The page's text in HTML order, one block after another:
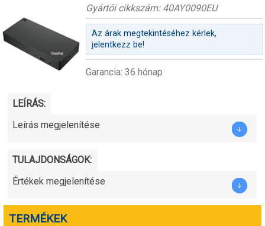
Gyártói cikkszám: 40AY0090EU
Az árak megtekintéséhez kérlek,
jelentkezz be!
Garancia: 36 hónap
LEÍRÁS:
Leírás megjelenítése
TULAJDONSÁGOK:
Értékek megjelenítése
TERMÉKEK